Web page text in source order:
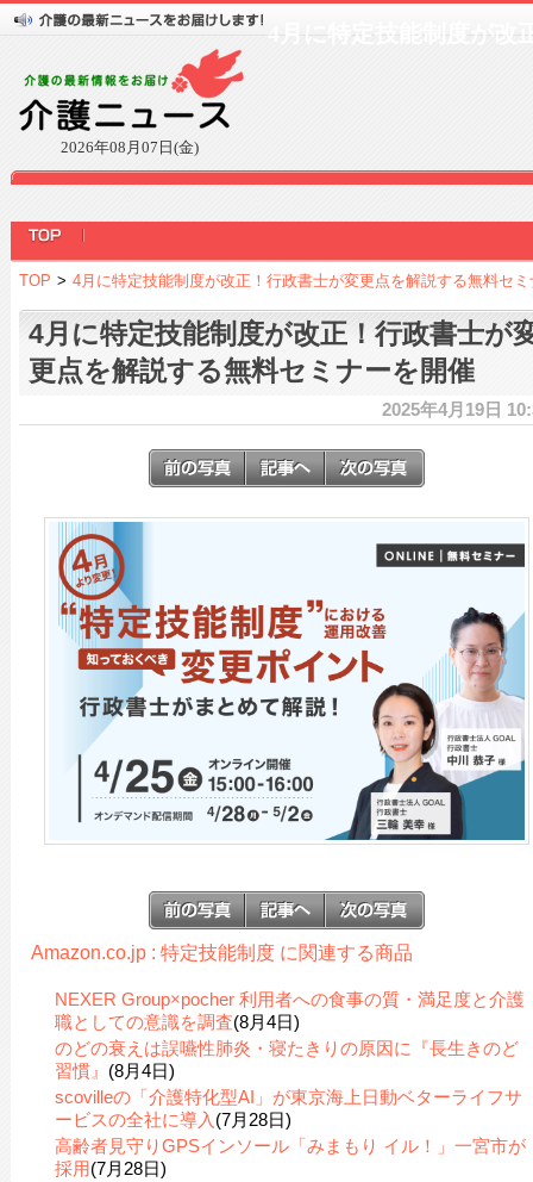
2026年08月07日(金)
4月に特定技能制度が改
TOP > 4月に特定技能制度が改正！行政書士が変更点を解説する無料セ
4月に特定技能制度が改正！行政書士が
更点を解説する無料セミナーを開催
2025年4月19日
Amazon.co.jp : 特定技能制度 に関連する商品
NEXER Group×pocher 利用者への食事の質・満足度と介護
職としての意識を調査(8月4日)
のどの衰えは誤嚥性肺炎・寝たきりの原因に『長生きのど
習慣』 (8月4日)
scovilleの「介護特化型AI」が東京海上日動ベターライフサ
ービスの全社に導入 (7月28日)
高齢者見守りGPSインソール「みまもり イル！」一宮市が
採用(7月28日)